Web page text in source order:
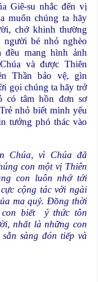
Giê-su nhắc đến vị
muốn chúng ta hãy
chớ khinh thường
bé nhỏ nghèo
mang hình ảnh
và được Thiên
Thần bảo vệ, gìn
gọi chúng ta hãy trở
có tâm hồn đơn sơ
nhỏ biết mình yếu
tưởng phó thác vào
Chúa, vì Chúa đã
con một vị Thiên
con luôn nhớ tới
cộng tác với ngài
ma quỷ. Đồng thời
con biết ý thức tôn
nhất là những con
sàng đón tiếp và